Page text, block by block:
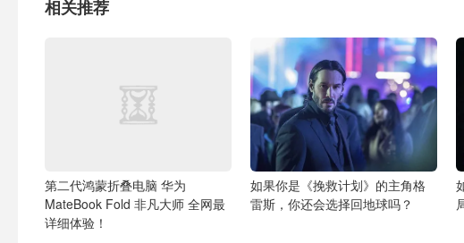
相关推荐
第二代鸿蒙折叠电脑 华为
MateBook Fold 非凡大师 全网最
详细体验！
如果你是《挽救计划》的主角格
雷斯，你还会选择回地球吗？